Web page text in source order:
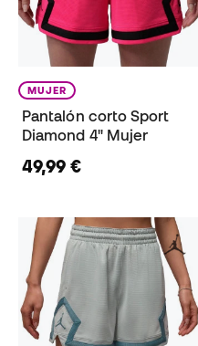
MUJER
Pantalón corto Sport
Diamond 4" Mujer
49,99 €